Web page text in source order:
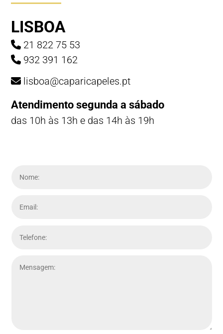
LISBOA
21 822 75 53
932 391 162
lisboa@caparicapeles.pt
Atendimento segunda a sábado
das 10h às 13h e das 14h às 19h